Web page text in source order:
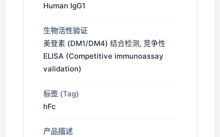
Human IgG1
生物活性验证
美登素 (DM1/DM4) 结合检测, 竞争性
ELISA (Competitive immunoassay
validation)
标签 (Tag)
hFc
产品描述